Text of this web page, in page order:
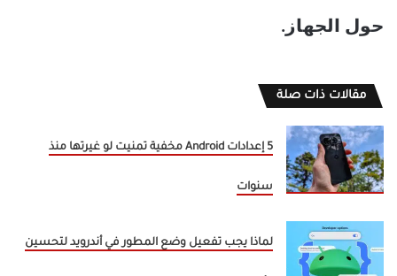
حول الجهاز.
مقالات ذات صلة
5 إعدادات Android مخفية تمنيت لو غيرتها منذ
سنوات
لماذا يجب تفعيل وضع المطور في أندرويد لتحسين